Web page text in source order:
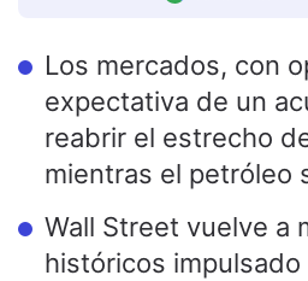
Los mercados, con
expectativa de un
reabrir el estrecho
mientras el petróleo
Wall Street vuelve a
históricos